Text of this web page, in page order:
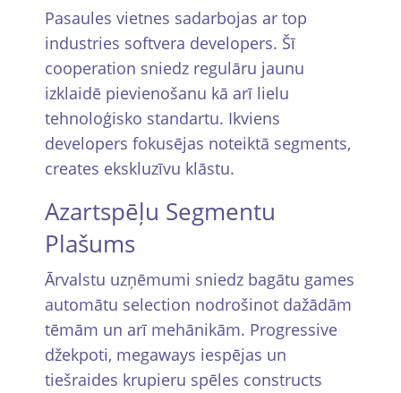
Pasaules vietnes sadarbоjas ar top
industries softvera developers. Šī
cooperation sniedz regulāru jaunu
izklaidē pievienošanu kā arī lielu
tehnoloģisko standartu. Ikviens
developers fokusējas noteiktā segments,
creates ekskluzīvu klāstu.
Azartspēļu Segmentu
Plašums
Ārvalstu uzņēmumi sniedz bagātu games
automātu selection nodrošinot dažādām
tēmām un arī mehānikām. Progressive
džekpoti, megaways iespējas un
tiešraides krupieru spēles constructs